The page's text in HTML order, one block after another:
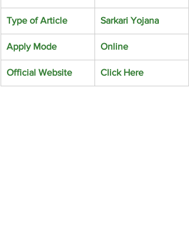
Type of Article Sarkari Yojana
Apply Mode Online
Official Website Click Here